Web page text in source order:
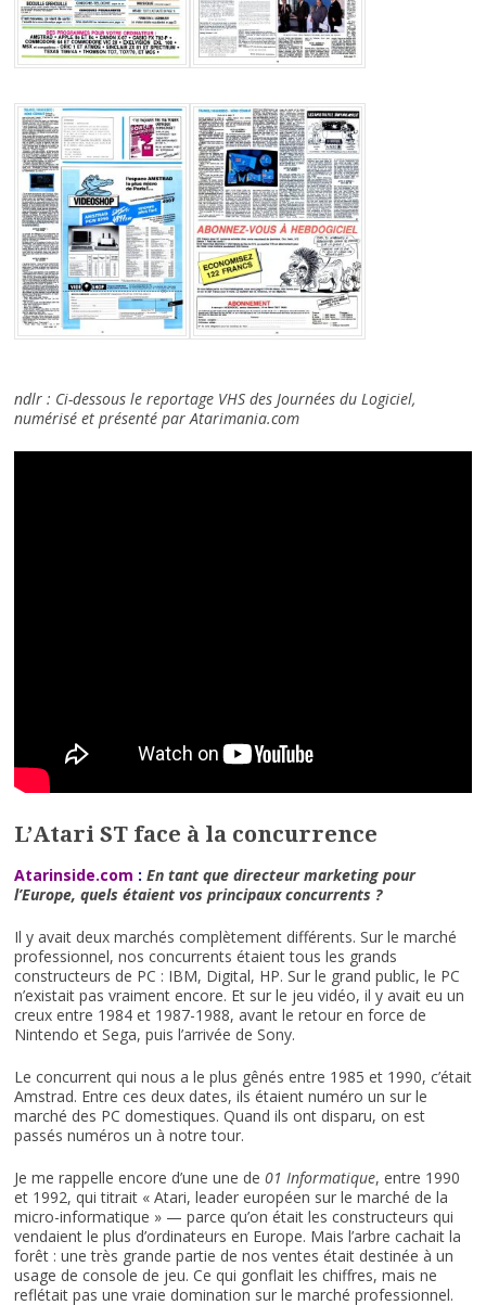
ndlr : Ci-dessous le reportage VHS des Journées du Logiciel,
numérisé et présenté par Atarimania.com
L’Atari ST face à la concurrence
Atarinside.com : En tant que directeur marketing pour
l’Europe, quels étaient vos principaux concurrents ?
Il y avait deux marchés complètement différents. Sur le marché
professionnel, nos concurrents étaient tous les grands
constructeurs de PC : IBM, Digital, HP. Sur le grand public, le PC
n’existait pas vraiment encore. Et sur le jeu vidéo, il y avait eu un
creux entre 1984 et 1987-1988, avant le retour en force de
Nintendo et Sega, puis l’arrivée de Sony.
Le concurrent qui nous a le plus gênés entre 1985 et 1990, c’était
Amstrad. Entre ces deux dates, ils étaient numéro un sur le
marché des PC domestiques. Quand ils ont disparu, on est
passés numéros un à notre tour.
Je me rappelle encore d’une une de 01 Informatique, entre 1990
et 1992, qui titrait « Atari, leader européen sur le marché de la
micro-informatique » — parce qu’on était les constructeurs qui
vendaient le plus d’ordinateurs en Europe. Mais l’arbre cachait la
forêt : une très grande partie de nos ventes était destinée à un
usage de console de jeu. Ce qui gonflait les chiffres, mais ne
reflétait pas une vraie domination sur le marché professionnel.